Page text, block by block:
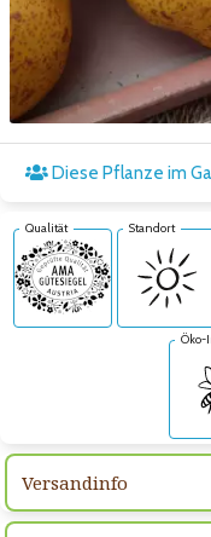
Diese Pflanze im
Qualität Standort
Öko-
Versandinfo